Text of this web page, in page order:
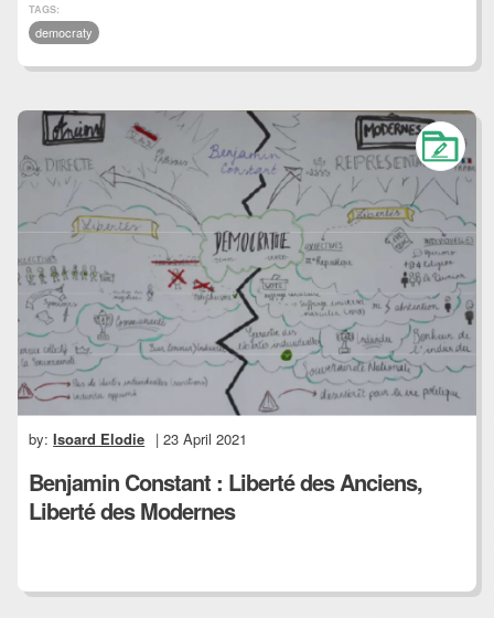
TAGS:
democraty
by:Isoard Elodie | 23 April 2021
Benjamin Constant : Liberté des Anciens,
Liberté des Modernes